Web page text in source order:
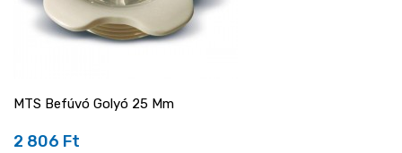
MTS Befúvó Golyó 25 Mm
Ár
2 806 Ft